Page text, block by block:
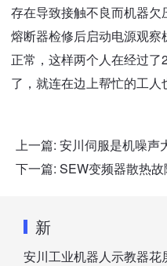
存在导致接触不良而机器
熔断器检修后启动电源观
正常，这样两个人在经过
了，就连在边上帮忙的工人
上一篇: 安川伺服是机噪声
下一篇: SEW变频器散热
新
安川工业机器人示教器花